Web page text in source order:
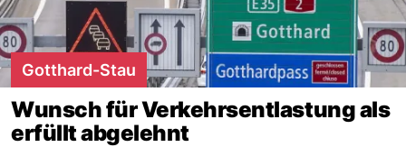
Gotthard-Stau
Wunsch für Verkehrsentlastung als
erfüllt abgelehnt